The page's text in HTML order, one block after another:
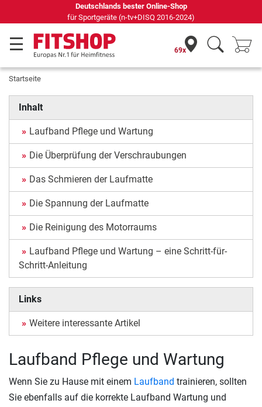
Deutschlands bester Online-Shop
für Sportgeräte (n-tv+DISQ 2016-2024)
69x
Startseite
Inhalt
Laufband Pflege und Wartung
Die Überprüfung der Verschraubungen
Das Schmieren der Laufmatte
Die Spannung der Laufmatte
Die Reinigung des Motorraums
Laufband Pflege und Wartung – eine Schritt-für-
Schritt-Anleitung
Links
Weitere interessante Artikel
Laufband Pflege und Wartung
Wenn Sie zu Hause mit einem Laufband trainieren, sollten
Sie ebenfalls auf die korrekte Laufband Wartung und